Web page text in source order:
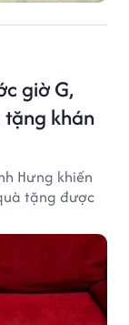
giờ G,
khán
Hưng khiến
tặng được